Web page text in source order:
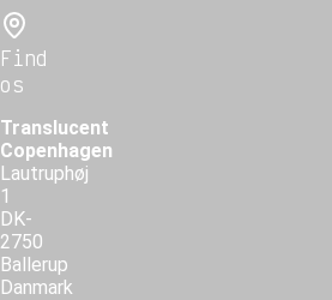
Find
os
Translucent
Copenhagen
Lautruphøj
1
DK-
2750
Ballerup
Danmark